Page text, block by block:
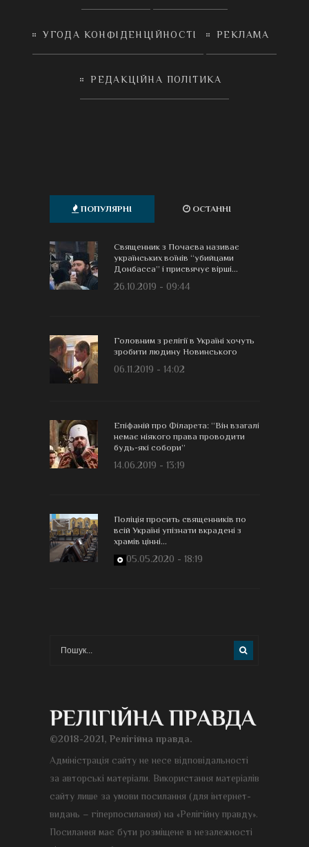
УГОДА КОНФІДЕНЦІЙНОСТІ РЕКЛАМА
РЕДАКЦІЙНА ПОЛІТИКА
ПОПУЛЯРНІ ОСТАННІ
Священник з Почаєва називає
українських воїнів “убийцами
Донбасса” і присвячує вірші...
26.10.2019 - 09:44
Головним з релігії в Україні хочуть
зробити людину Новинського
06.11.2019 - 14:02
Епіфаній про Філарета: “Він взагалі
немає ніякого права проводити
будь-які собори”
14.06.2019 - 13:19
Поліція просить священників по
всій Україні упізнати вкрадені з
храмів цінні...
05.05.2020 - 18:19
©2018-2021, Релігійна правда.
Адміністрація сайту не несе відповідальності
за авторські матеріали. Використання матеріалів
сайту лише за умови посилання (для інтернет-
видань – гіперпосилання) на «Релігійну правду».
Посилання має бути розміщене в незалежності